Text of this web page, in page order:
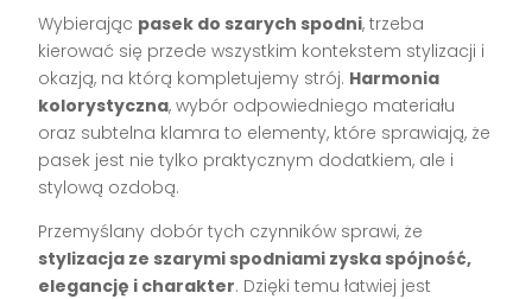
Wybierając pasek do szarych spodni, trzeba
kierować się przede wszystkim kontekstem stylizacji i
okazją, na którą kompletujemy strój. Harmonia
kolorystyczna, wybór odpowiedniego materiału
oraz subtelna klamra to elementy, które sprawiają, że
pasek jest nie tylko praktycznym dodatkiem, ale i
stylową ozdobą.
Przemyślany dobór tych czynników sprawi, że
stylizacja ze szarymi spodniami zyska spójność,
elegancję i charakter. Dzięki temu łatwiej jest